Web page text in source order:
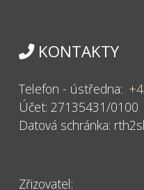
KONTAKTY
Telefon - ústředna:
Účet: 27135431/0100
Datová schránka:
Zřizovatel: